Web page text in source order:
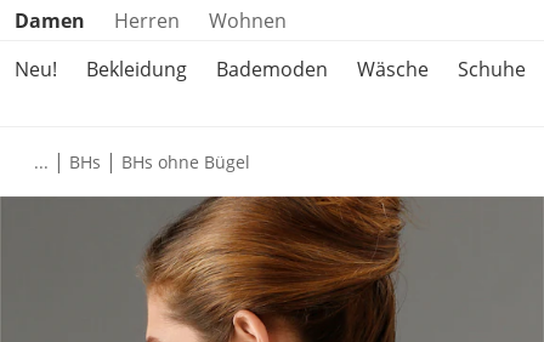
Produktkategorien überspringen
Damen Herren
Wohnen
Neu!
Bekleidung Bademoden Wäsche Schuhe
... | BHs | BHs ohne Bügel